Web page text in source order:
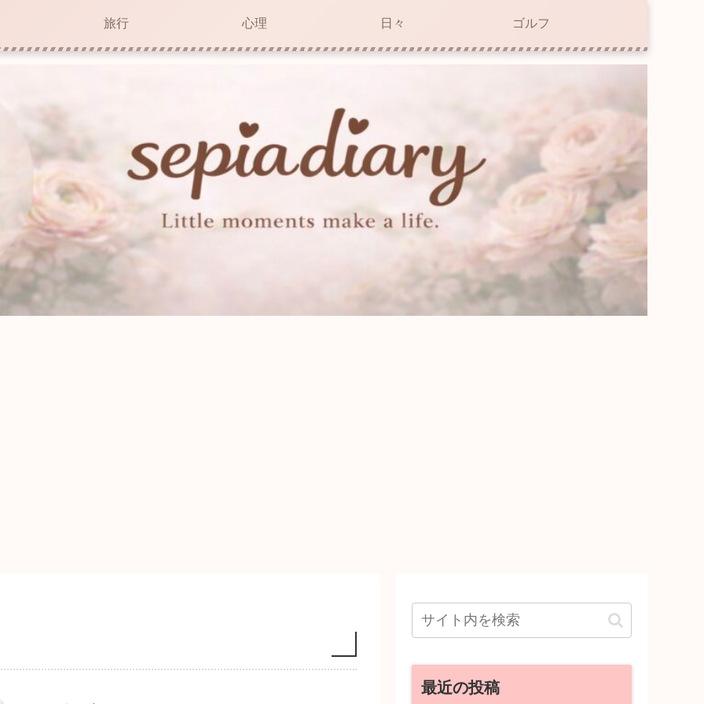
旅行 心理 日々 ゴルフ
最近の投稿